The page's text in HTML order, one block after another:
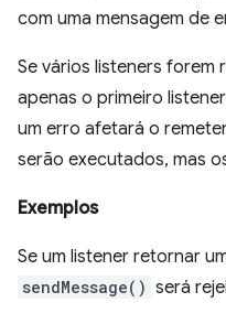
com uma mensagem de
Se vários listeners forem
apenas o primeiro
um erro afetará o
serão executados, mas
Exemplos
Se um listener retornar
sendMessage() será